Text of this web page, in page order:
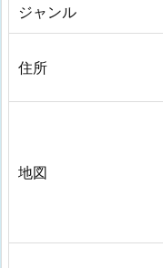
ジャンル
住所
地図